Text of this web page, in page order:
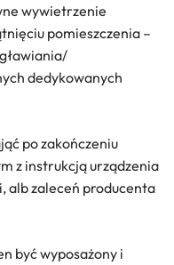
wywietrzenie
pomieszczenia –
dedykowanych
po zakończeniu
z instrukcją urządzenia
alb zaleceń producenta
być wyposażony i